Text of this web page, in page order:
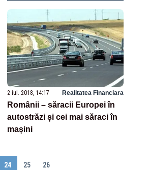
2 iul. 2018, 14:17 Realitatea Financiara
Românii – săracii Europei în
autostrăzi și cei mai săraci în
mașini
24 25 26